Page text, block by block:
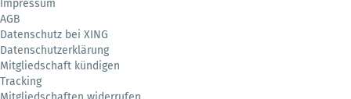
Impressum
AGB
Datenschutz bei XING
Datenschutzerklärung
Mitgliedschaft kündigen
Tracking